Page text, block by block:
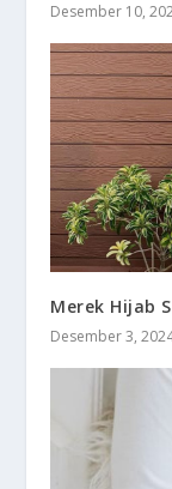
Desember 10,
Merek Hijab
Desember 3,